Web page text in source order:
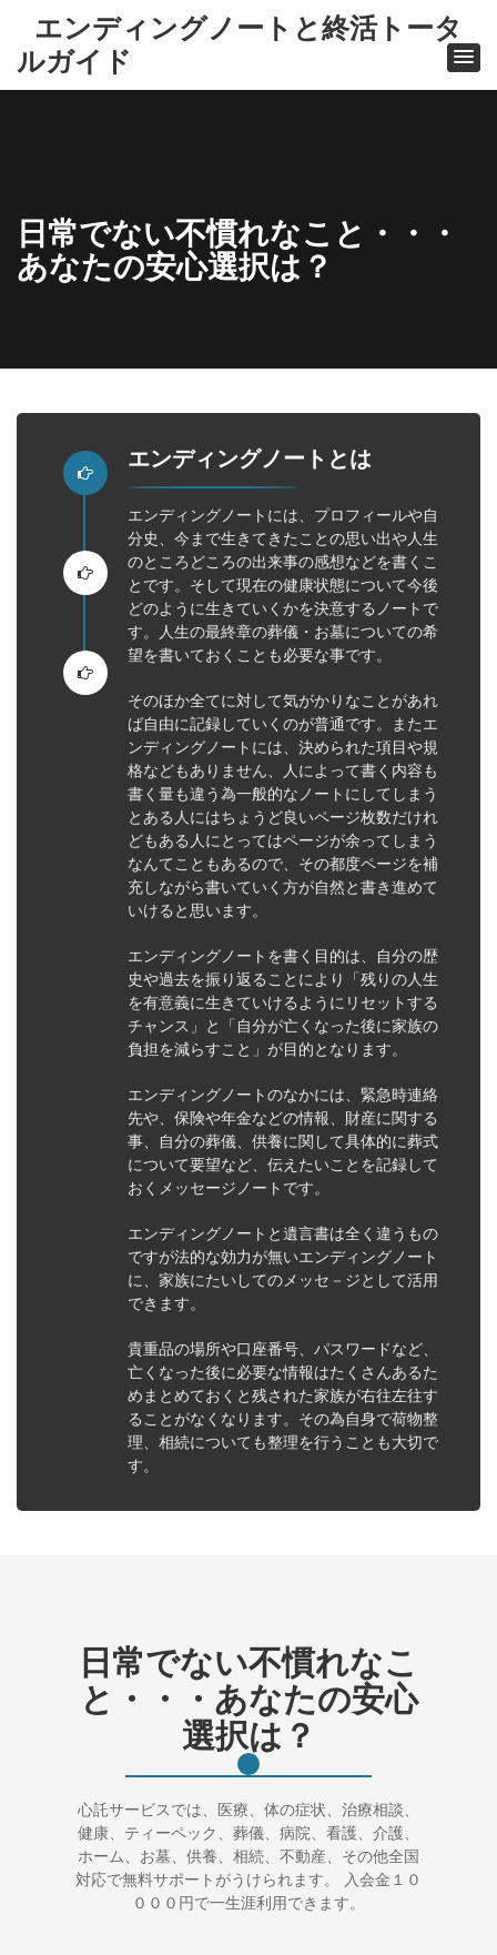
エンディングノートと終活トータ
ルガイド
日常でない不慣れなこと・・・
あなたの安心選択は？
と・・・
あなたの
安心選択
エンディングノートとは
エンディングノートには、プロフィールや自
分史、今まで生きてきたことの思い出や人生
のところどころの出来事の感想などを書くこ
とです。そして現在の健康状態について今後
どのように生きていくかを決意するノートで
す。人生の最終章の葬儀・お墓についての希
望を書いておくことも必要な事です。
そのほか全てに対して気がかりなことがあれ
ば自由に記録していくのが普通です。またエ
ンディングノートには、決められた項目や規
格などもありません、人によって書く内容も
書く量も違う為一般的なノートにしてしまう
とある人にはちょうど良いページ枚数だけれ
どもある人にとってはページが余ってしまう
なんてこともあるので、その都度ページを補
充しながら書いていく方が自然と書き進めて
いけると思います。
エンディングノートを書く目的は、自分の歴
史や過去を振り返ることにより「残りの人生
を有意義に生きていけるようにリセットする
チャンス」と「自分が亡くなった後に家族の
負担を減らすこと」が目的となります。
エンディングノートのなかには、緊急時連絡
先や、保険や年金などの情報、財産に関する
事、自分の葬儀、供養に関して具体的に葬式
について要望など、伝えたいことを記録して
おくメッセージノートです。
エンディングノートと遺言書は全く違うもの
ですが法的な効力が無いエンディングノート
に、家族にたいしてのメッセ－ジとして活用
できます。
貴重品の場所や口座番号、パスワードなど、
亡くなった後に必要な情報はたくさんあるた
めまとめておくと残された家族が右往左往す
ることがなくなります。その為自身で荷物整
理、相続についても整理を行うことも大切で
す。
日常でない不慣れなこ
と・・・あなたの安心
選択は？
心託サービスでは、医療、体の症状、治療相談、
健康、ティーペック、葬儀、病院、看護、介護、
ホーム、お墓、供養、相続、不動産、その他全国
対応で無料サポートがうけられます。 入会金１０
０００円で一生涯利用できます。